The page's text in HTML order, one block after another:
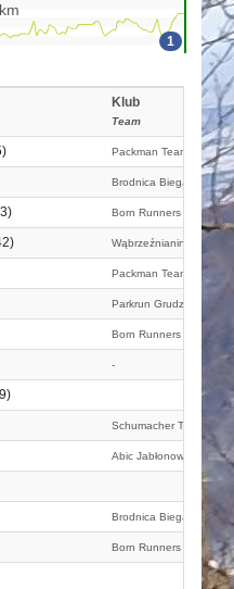
1
Klub
Team
Packman Team
Brodnica Biega
Born Runners -
Wąbrzeźnianin
Packman Team
Parkrun Grudziądz
Born Runners -
-
Schumacher Team
Abic Jabłonowo
Brodnica Biega
Born Runners -